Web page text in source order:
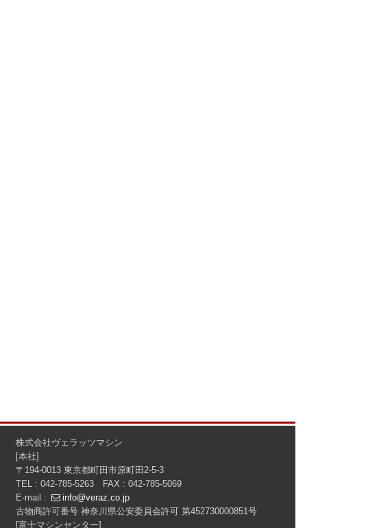
株式会社ヴェラッツマシン
[本社]
〒194-0013 東京都町田市原町田2-5-3
TEL : 042-785-5263 FAX : 042-785-5069
E-mail :
info@veraz.co.jp
古物商許可番号 神奈川県公安委員会許可 第452730000851号
[富士マシンセンター]